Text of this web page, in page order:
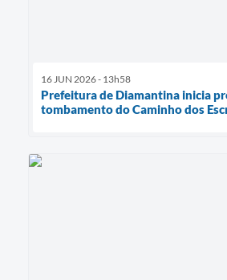
16 JUN 2026 - 13h58
Prefeitura de Diamantina inicia
tombamento do Caminho dos